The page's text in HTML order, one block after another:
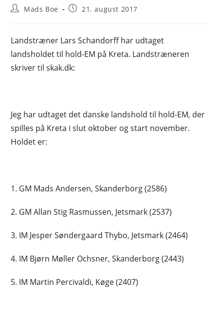
PostMads Boe
Post21. august 2017
Landstræner Lars Schandorff har udtaget
landsholdet til hold-EM på Kreta. Landstræneren
skriver til skak.dk:
Jeg har udtaget det danske landshold til hold-EM, der
spilles på Kreta i slut oktober og start november.
Holdet er:
1. GM Mads Andersen, Skanderborg (2586)
2. GM Allan Stig Rasmussen, Jetsmark (2537)
3. IM Jesper Søndergaard Thybo, Jetsmark (2464)
4. IM Bjørn Møller Ochsner, Skanderborg (2443)
5. IM Martin Percivaldi, Køge (2407)